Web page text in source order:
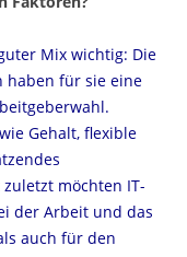
Mix wichtig: Die
haben für sie eine
Gehalt, flexible
möchten IT-
der Arbeit und das
auch für den